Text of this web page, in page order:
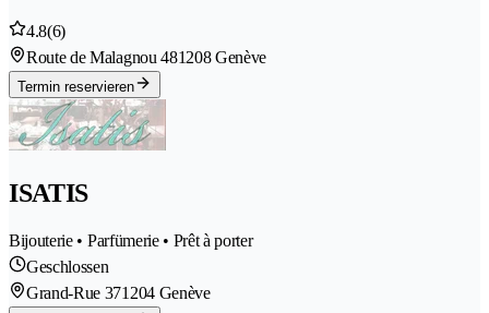
4.8(6)
Route de Malagnou 481208 Genève
Termin reservieren
ISATIS
Bijouterie • Parfümerie • Prêt à porter
Geschlossen
Grand-Rue 371204 Genève